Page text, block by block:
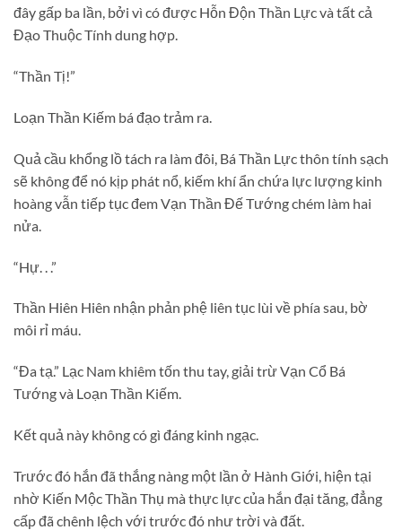
đây gấp ba lần, bởi vì có được Hỗn Độn Thần Lực và tất cả
Đạo Thuộc Tính dung hợp.
“Thần Tị!”
Loạn Thần Kiếm bá đạo trảm ra.
Quả cầu khổng lồ tách ra làm đôi, Bá Thần Lực thôn tính sạch
sẽ không để nó kịp phát nổ, kiếm khí ẩn chứa lực lượng kinh
hoàng vẫn tiếp tục đem Vạn Thần Đế Tướng chém làm hai
nửa.
“Hự. . .”
Thần Hiên Hiên nhận phản phệ liên tục lùi về phía sau, bờ
môi rỉ máu.
“Đa tạ.” Lạc Nam khiêm tốn thu tay, giải trừ Vạn Cổ Bá
Tướng và Loạn Thần Kiếm.
Kết quả này không có gì đáng kinh ngạc.
Trước đó hắn đã thắng nàng một lần ở Hành Giới, hiện tại
nhờ Kiến Mộc Thần Thụ mà thực lực của hắn đại tăng, đẳng
cấp đã chênh lệch với trước đó như trời và đất.